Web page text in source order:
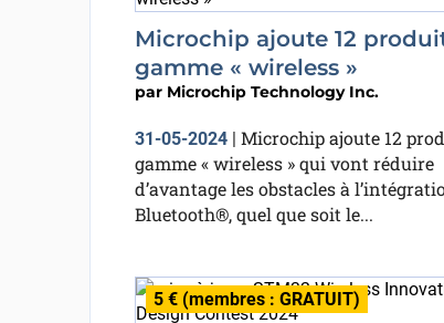
Microchip ajoute 12
gamme « wireless »
par Microchip Technology Inc.
31-05-2024| Microchip ajoute 12
gamme « wireless » qui vont réduire
d’avantage les obstacles à
Bluetooth®, quel que soit le...
5 € (membres : GRATUIT)